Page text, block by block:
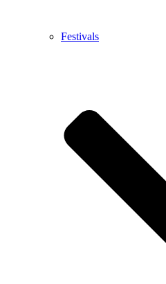
Festivals